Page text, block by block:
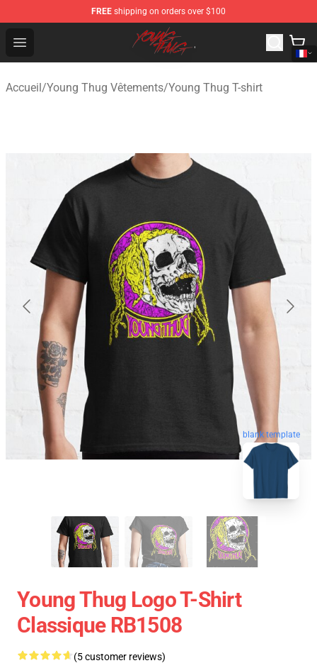
FREE shipping on orders over $100
Open menu
Young Thug Shop - Official Young Thug Merchandise
Accueil/Young Thug Vêtements/Young Thug T-shirt
blank template
Young Thug Logo T-Shirt
Classique RB1508
(5 customer reviews)